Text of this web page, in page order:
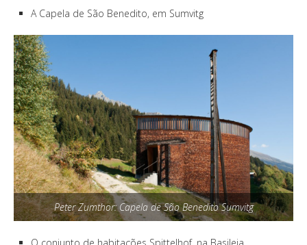
A Capela de São Benedito, em Sumvitg
Peter Zumthor: Capela de São Benedito Sumvitg